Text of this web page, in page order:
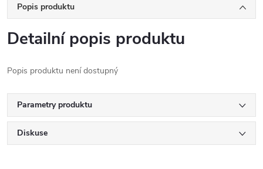
Popis produktu
Detailní popis produktu
Popis produktu není dostupný
Parametry produktu
Diskuse